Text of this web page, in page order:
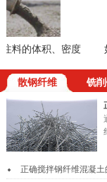
的体积、密度
如
散钢纤维 铣
正确搅拌钢纤维混凝土